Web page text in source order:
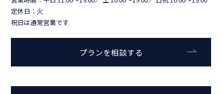
定休日：火
祝日は通常営業です
プランを相談する